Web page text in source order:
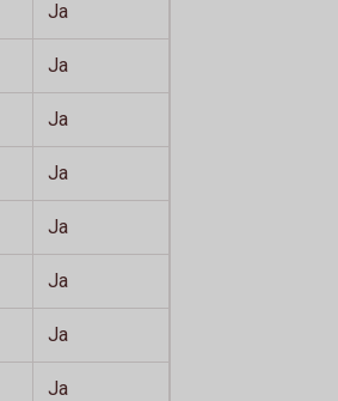
Ja
Ja
Ja
Ja
Ja
Ja
Ja
Ja